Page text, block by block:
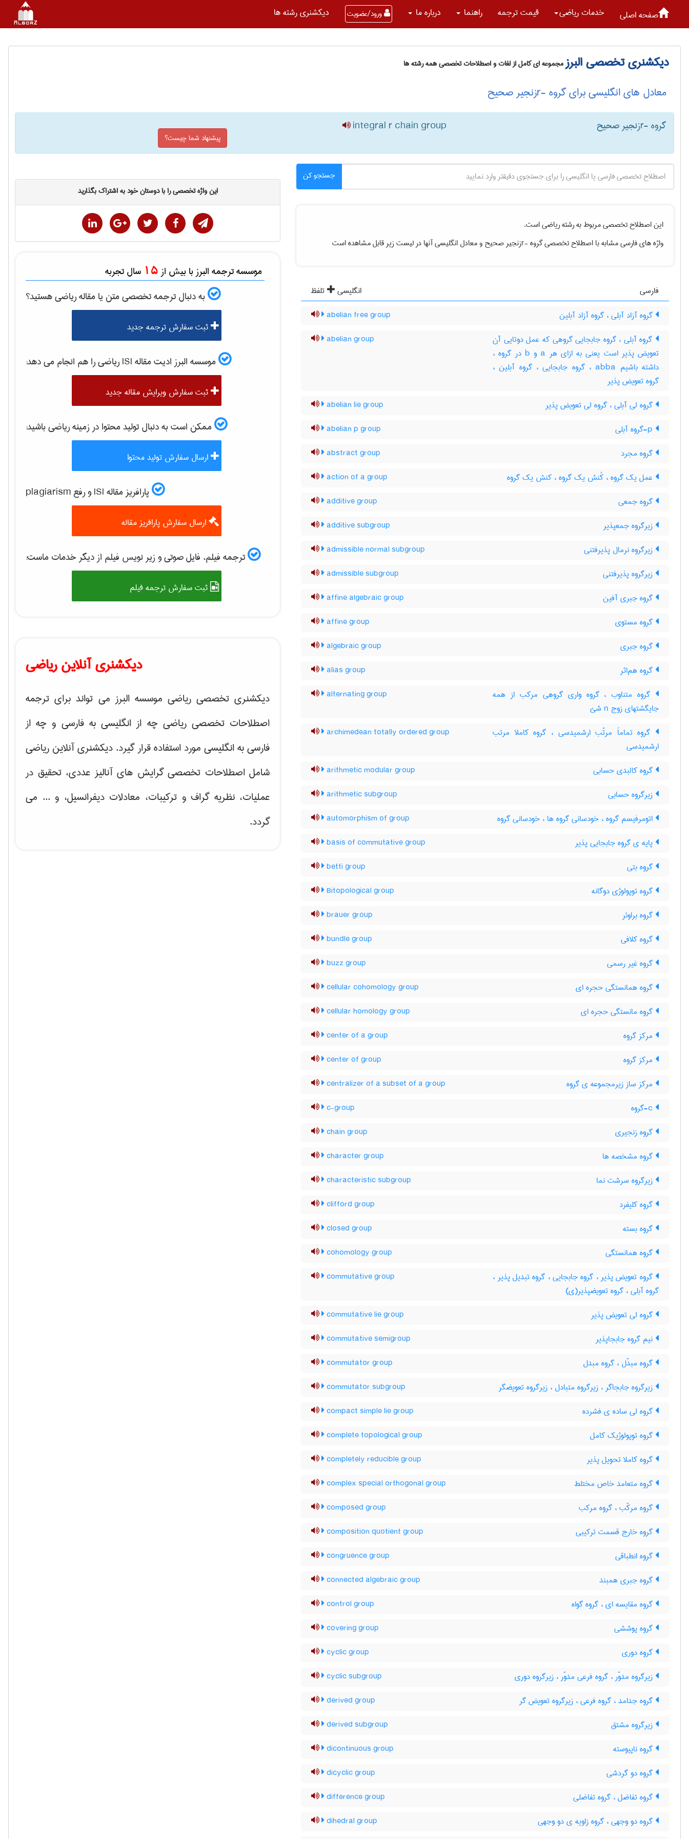
صفحه اصلی خدمات رياضی قیمت ترجمه راهنما درباره ما ورود/عضویت دیکشنری رشته ها
دیکشنری تخصصی البرزمجموعه ای کامل از لغات و اصطلاحات تخصصی همه رشته ها
معادل های انگلیسی برای گروه -rزنجیر صحیح
گروه -rزنجیر صحیح integral r chain group
پیشنهاد شما چیست؟
جستجو کن
این اصطلاح تخصصی مربوط به رشتهرياضیاست.
واژه های فارسی مشابه با اصطلاح تخصصیگروه -rزنجیر صحیح و معادل انگلیسی آنها در لیست زیر قابل مشاهده است
فارسی انگلیسی
تلفظ
گروه آزاد آبلی ، گروه آزاد آبلین
abelian free group
گروه آبلی ، گروه جابجایی گروهی که عمل دوتایی آن
تعویض پذیر است یعنی به ازای هر a و b در گروه ،
داشته باشیم abba ، گروه جابجایی ، گروه آبلین ،
گروه تعویض پذیر
abelian group
گروه لی آبلی ، گروه لی تعویض پذیر abelian lie group
abelian p group
گروه مجرد abstract group
عمل یک گروه ، کُنش یک گروه ، کنش یک گروه action of a group
گروه جمعی additive group
زیرگروه جمعپذیر additive subgroup
زیرگروه نرمال پذیرفتنی admissible normal subgroup
زیرگروه پذیرفتنی admissible subgroup
گروه جبری آفین affine algebraic group
گروه مستوی affine group
گروه جبری algebraic group
گروه هم‌اثر alias group
گروه متناوب ، گروه واری گروهی مرکب از همه
جایگشتهای زوج n شئ
alternating group
گروه تماماً مرتّب ارشمیدسی ، گروه کاملا مرتب
ارشمیدسی
archimedean totally ordered group
گروه کالبدی حسابی arithmetic modular group
زیرگروه حسابی arithmetic subgroup
اتومرفیسم گروه ، خودسانی گروه ها ، خودسانی گروه automorphism of group
پایه ی گروه جابجایی پذیر basis of commutative group
گروه بتی betti group
گروه توپولوژی دوگانه Bitopological group
گروه براوئر brauer group
گروه کلافی bundle group
گروه غیر رسمی buzz group
گروه همانستگی حجره ای cellular cohomology group
گروه مانستگی حجره ای cellular homology group
مرکز گروه center of a group
مرکز گروه center of group
مرکز ساز زیرمجموعه ی گروه centralizer of a subset of a group
c-group
گروه زنجیری chain group
گروه مشخصه ها character group
زیرگروه سرشت نما characteristic subgroup
گروه کلیفرد clifford group
گروه بسته closed group
گروه همانستگی cohomology group
گروه تعویض پذیر ، گروه جابجایی ، گروه تبدیل پذیر ،
گروه آبلی ، گروه تعویضپذیر(ی)
commutative group
گروه لی تعویض پذیر commutative lie group
نیم گروه جابجاپذیر commutative semigroup
گروه مبدّل ، گروه مبدل commutator group
زیرگروه جابجاگر ، زیرگروه متبادل ، زیرگروه تعویضگر commutator subgroup
گروه لی ساده ی فشرده compact simple lie group
گروه توپولوژیک کامل complete topological group
گروه کاملا تحویل پذیر completely reducible group
گروه متعامد خاص مختلط complex special orthogonal group
گروه مرکّب ، گروه مرکب composed group
گروه خارج قسمت ترکیبی composition quotient group
گروه انطباقی congruence group
گروه جبری همبند connected algebraic group
گروه مقایسه ای ، گروه گواه control group
گروه پوششی covering group
گروه دوری cyclic group
زیرگروه مدوّر ، گروه فرعی مدوّر ، زیرگروه دوری cyclic subgroup
گروه جدامد ، گروه فرعی ، زیرگروه تعویض گر derived group
زیرگروه مشتق derived subgroup
گروه ناپیوسته dicontinuous group
گروه دو گردشی dicyclic group
گروه تفاضل ، گروه تفاضلی difference group
گروه دو وجهی ، گروه زاویه ی دو وجهی dihedral group
این واژه تخصصی را با دوستان خود به اشتراک بگذارید
موسسه ترجمه البرز با بیش از 15 سال تجربه
به دنبال ترجمه تخصصی متن یا مقالهرياضیهستید؟
ثبت سفارش ترجمه جدید
موسسه البرز ادیت مقاله ISI رياضیرا هم انجام می دهد:
ثبت سفارش ویرایش مقاله جدید
ممکن است به دنبال تولید محتوا در زمینهرياضیباشید:
ارسال سفارش تولید محتوا
پارافریز مقاله ISI و رفع plagiarism
ارسال سفارش پارافریز مقاله
ترجمه فیلم، فایل صوتی و زیر نویس فیلم از دیگر خدمات ماست:
ثبت سفارش ترجمه فیلم
دیکشنری آنلاین ریاضی
دیکشنری تخصصی ریاضی موسسه البرز می تواند برای ترجمه
اصطلاحات تخصصی ریاضی چه از انگلیسی به فارسی و چه از
فارسی به انگلیسی مورد استفاده قرار گیرد. دیکشنری آنلاین ریاضی
شامل اصطلاحات تخصصی گرایش هایآنالیز عددی، تحقیق در
عملیات، نظریه گراف و تركیبات، معادلات دیفرانسیل، و ... می
گردد.